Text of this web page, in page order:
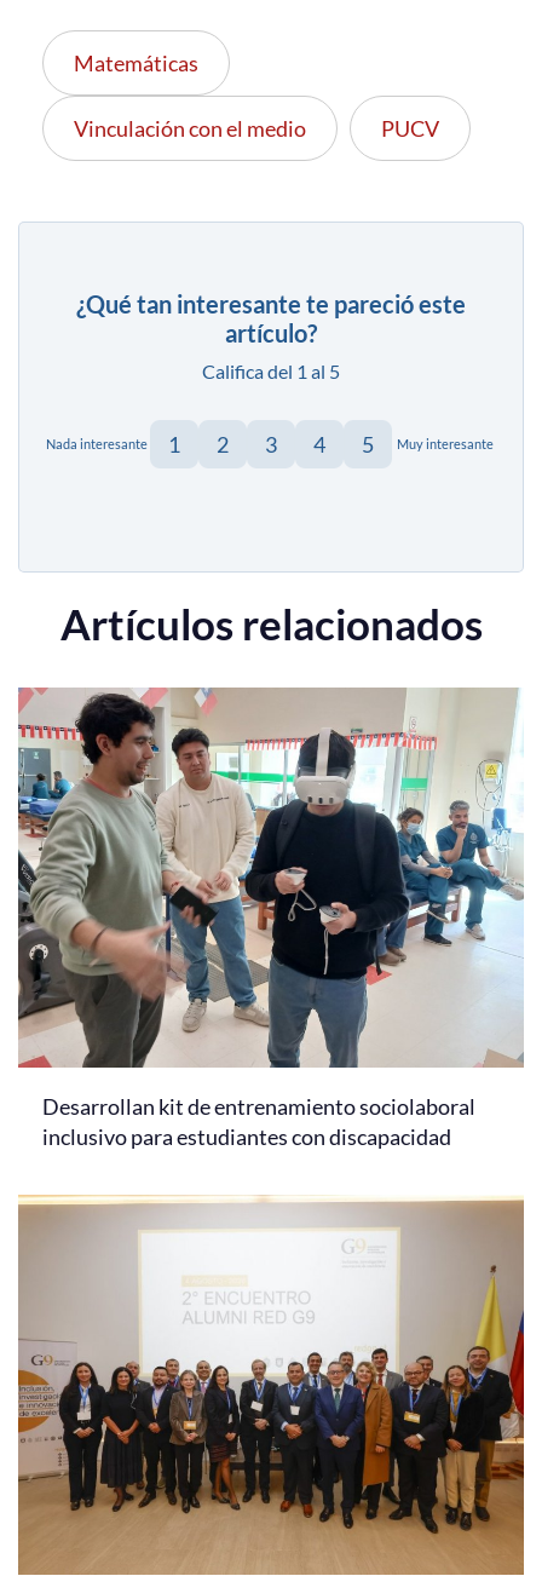
Matemáticas
Vinculación con el medio PUCV
¿Qué tan interesante te pareció este
artículo?
Califica del 1 al 5
Nada interesante 1 2 3 4 5 Muy interesante
Artículos relacionados
Desarrollan kit de entrenamiento sociolaboral
inclusivo para estudiantes con discapacidad